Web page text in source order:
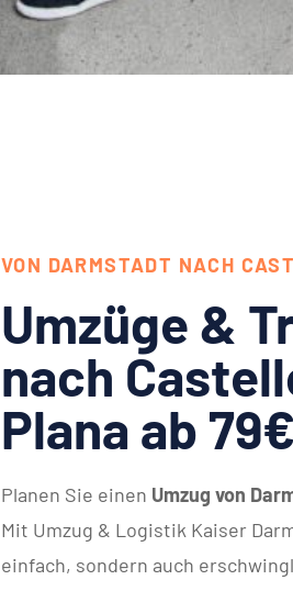
VON DARMSTADT NACH
Umzüge &
nach
Plana ab 79€
Planen Sie einen Umzug von
Mit Umzug & Logistik Kaiser
einfach, sondern auch